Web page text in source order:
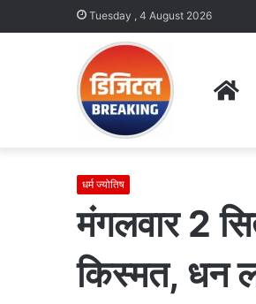
Tuesday , 4 August 2026
धर्म ज्योतिष
मंगलवार 2
किस्मत, धन